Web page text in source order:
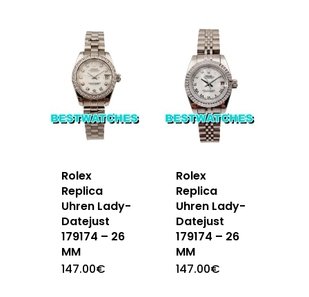
Rolex
Replica
Uhren Lady-
Datejust
179174 – 26
MM
147.00€
Rolex
Replica
Uhren Lady-
Datejust
179174 – 26
MM
147.00€